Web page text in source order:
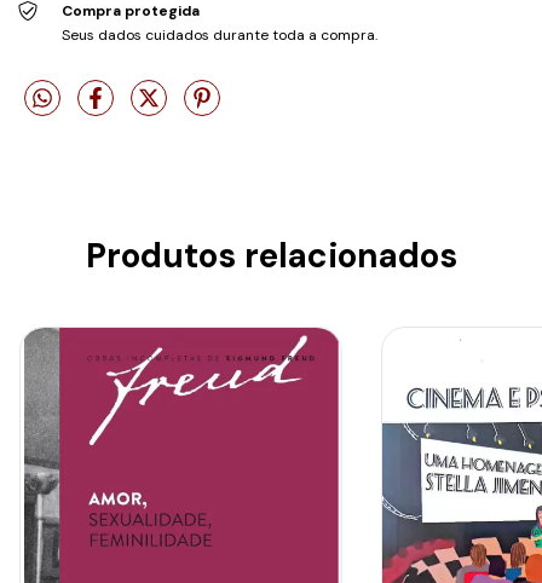
Compra protegida
Seus dados cuidados durante toda a compra.
Produtos relacionados